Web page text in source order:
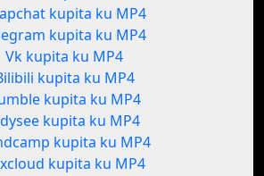
kupita ku MP4
kupita ku MP4
Vk kupita ku MP4
kupita ku MP4
kupita ku MP4
kupita ku MP4
kupita ku MP4
kupita ku MP4